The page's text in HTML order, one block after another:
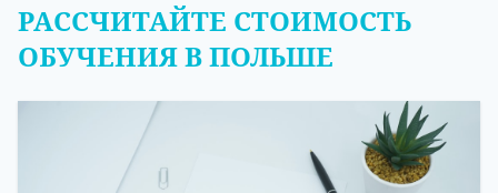
РАССЧИТАЙТЕ СТОИМОСТЬ
ОБУЧЕНИЯ В ПОЛЬШЕ